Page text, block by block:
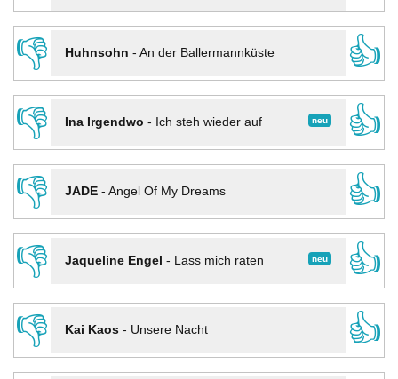
👎
Huhnsohn - An der Ballermannküste
👍
👎
neu
Ina Irgendwo - Ich steh wieder auf
👍
👎
JADE- Angel Of My Dreams
👍
👎
neu
Jaqueline Engel - Lass mich raten
👍
👎
Kai Kaos- Unsere Nacht
👍